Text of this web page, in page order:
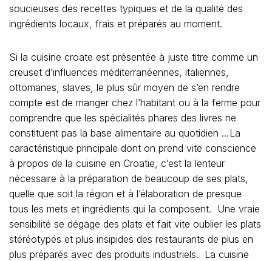
soucieuses des recettes typiques et de la qualité des
ingrédients locaux, frais et préparés au moment.
Si la cuisine croate est présentée à juste titre comme un
creuset d’influences méditerranéennes, italiennes,
ottomanes, slaves, le plus sûr moyen de s’en rendre
compte est de manger chez l’habitant ou à la ferme pour
comprendre que les spécialités phares des livres ne
constituent pas la base alimentaire au quotidien …La
caractéristique principale dont on prend vite conscience
à propos de la cuisine en Croatie, c’est la lenteur
nécessaire à la préparation de beaucoup de ses plats,
quelle que soit la région et à l’élaboration de presque
tous les mets et ingrédients qui la composent. Une vraie
sensibilité se dégage des plats et fait vite oublier les plats
stéréotypés et plus insipides des restaurants de plus en
plus préparés avec des produits industriels. La cuisine